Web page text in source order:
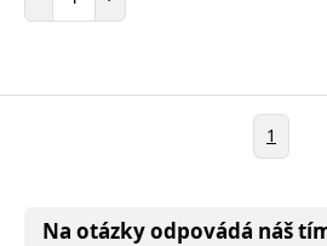
1
Na otázky odpovádá náš